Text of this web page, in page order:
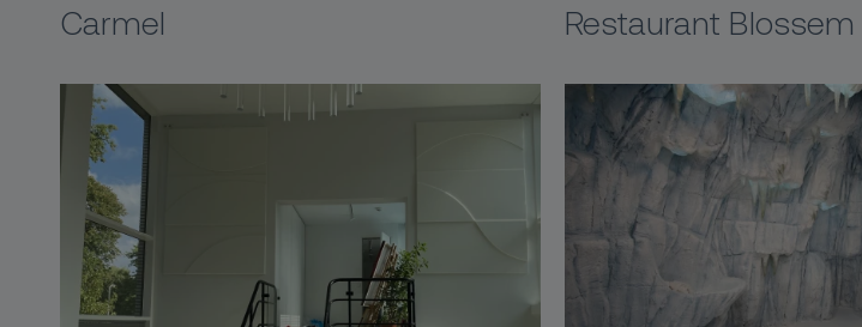
Carmel Restaurant Blossem